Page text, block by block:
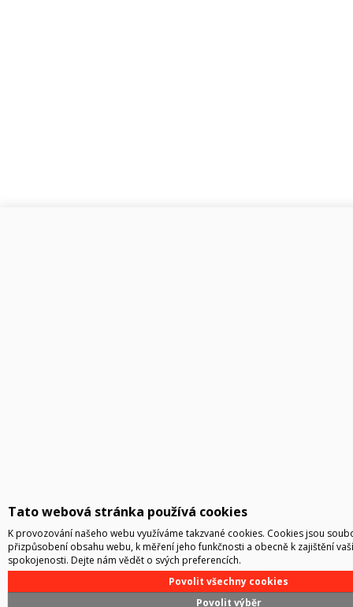
Tato webová stránka používá cookies
K provozování našeho webu využíváme takzvané cookies. Cookies jsou
přizpůsobení obsahu webu, k měření jeho funkčnosti a obecně k zajištění
spokojenosti. Dejte nám vědět o svých preferencích.
Povolit výběr
Povolit všechny cookies